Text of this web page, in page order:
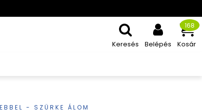
Keresés Belépés Kosár
168
- SZÜRKE ÁLOM